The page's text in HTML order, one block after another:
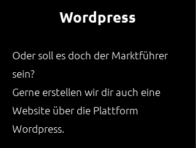
Wordpress
Oder soll es doch der Marktführer
sein?
Gerne erstellen wir dir auch eine
Website über die Plattform
Wordpress.